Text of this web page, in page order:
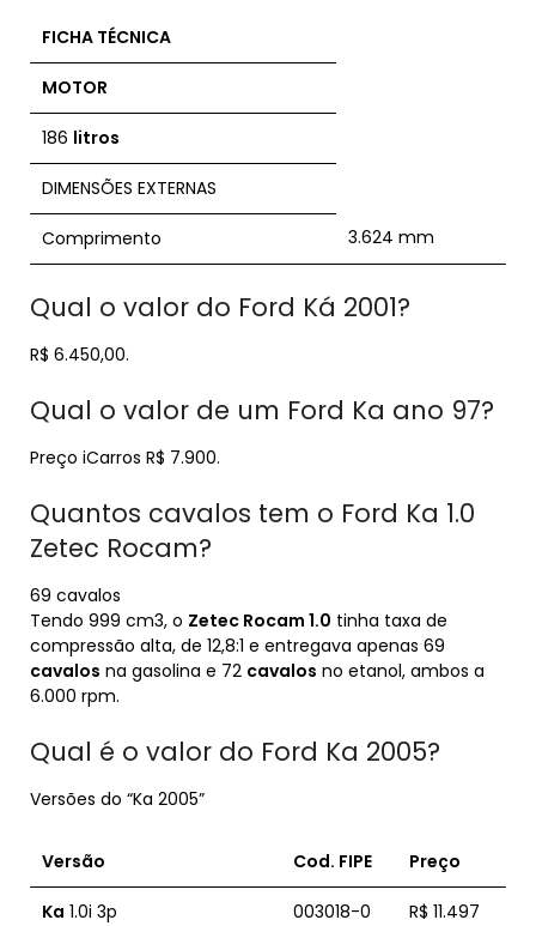
FICHA TÉCNICA
MOTOR
186 litros
DIMENSÕES EXTERNAS
Comprimento 3.624 mm
Qual o valor do Ford Ká 2001?
R$ 6.450,00.
Qual o valor de um Ford Ka ano 97?
Preço iCarros R$ 7.900.
Quantos cavalos tem o Ford Ka 1.0
Zetec Rocam?
69 cavalos
Tendo 999 cm3, o Zetec Rocam 1.0 tinha taxa de
compressão alta, de 12,8:1 e entregava apenas 69
cavalos na gasolina e 72 cavalos no etanol, ambos a
6.000 rpm.
Qual é o valor do Ford Ka 2005?
Versões do “Ka 2005”
Versão Cod. FIPE Preço
Ka 1.0i 3p 003018-0 R$ 11.497